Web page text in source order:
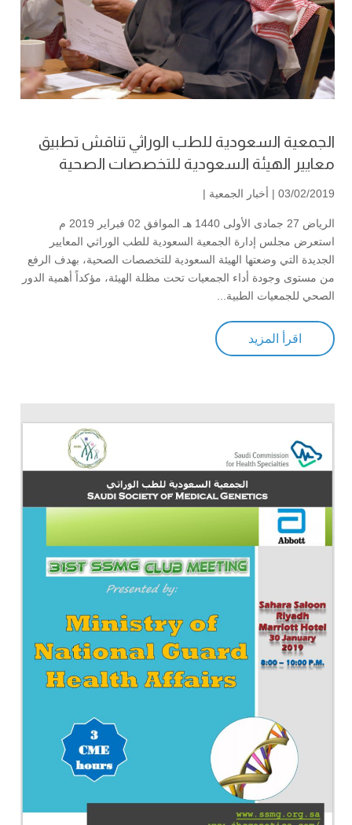
الجمعية السعودية للطب الوراثي تناقش تطبيق
معايير الهيئة السعودية للتخصصات الصحية
03/02/2019 | أخبار الجمعية |
الرياض 27 جمادى الأولى 1440 هـ الموافق 02 فبراير 2019 م
استعرض مجلس إدارة الجمعية السعودية للطب الوراثي المعايير
الجديدة التي وضعتها الهيئة السعودية للتخصصات الصحية، بهدف الرفع
من مستوى وجودة أداء الجمعيات تحت مظلة الهيئة، مؤكداً أهمية الدور
الصحي للجمعيات الطبية...
اقرأ المزيد